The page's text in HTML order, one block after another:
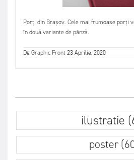
Porți din Brașov. Cele mai frumoase porți
în două variante de pânză.
DeGraphic Front23 Aprilie, 2020
ilustratie
poster